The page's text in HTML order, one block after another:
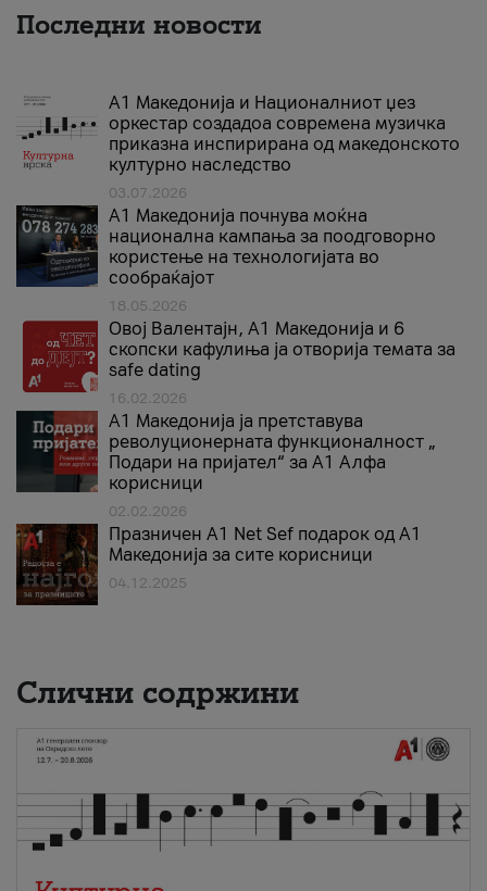
Последни новости
А1 Македонија и Националниот џез
оркестар создадоа современа музичка
приказна инспирирана од македонското
културно наследство
03.07.2026
A1 Македонија почнува моќна
национална кампања за поодговорно
користење на технологијата во
сообраќајот
18.05.2026
Овој Валентајн, A1 Македонија и 6
скопски кафулиња ја отворија темата за
safe dating
16.02.2026
А1 Македонија ја претставува
револуционерната функционалност „
Подари на пријател“ за А1 Алфа
корисници
02.02.2026
Празничен A1 Net Sеf подарок од А1
Македонија за сите корисници
04.12.2025
Слични содржини